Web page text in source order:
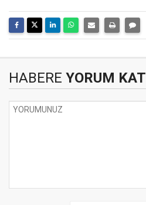
HABERE YORUM KAT